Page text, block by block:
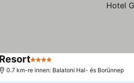
4 Kategória
0.7 km-re innen: Balatoni Hal- és Borünnep